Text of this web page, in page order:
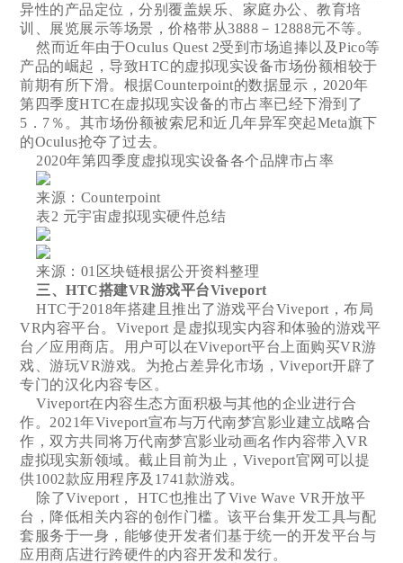
异性的产品定位，分别覆盖娱乐、家庭办公、教育培
训、展览展示等场景，价格带从3888－12888元不等。
然而近年由于Oculus Quest 2受到市场追捧以及Pico等
产品的崛起，导致HTC的虚拟现实设备市场份额相较于
前期有所下滑。根据Counterpoint的数据显示，2020年
第四季度HTC在虚拟现实设备的市占率已经下滑到了
5．7％。其市场份额被索尼和近几年异军突起Meta旗下
的Oculus抢夺了过去。
2020年第四季度虚拟现实设备各个品牌市占率
来源：Counterpoint
表2 元宇宙虚拟现实硬件总结
来源：01区块链根据公开资料整理
三、HTC搭建VR游戏平台Viveport
HTC于2018年搭建且推出了游戏平台Viveport，布局
VR内容平台。Viveport 是虚拟现实内容和体验的游戏平
台／应用商店。用户可以在Viveport平台上面购买VR游
戏、游玩VR游戏。为抢占差异化市场，Viveport开辟了
专门的汉化内容专区。
Viveport在内容生态方面积极与其他的企业进行合
作。2021年Viveport宣布与万代南梦宫影业建立战略合
作，双方共同将万代南梦宫影业动画名作内容带入VR
虚拟现实新领域。截止目前为止，Viveport官网可以提
供1002款应用程序及1741款游戏。
除了Viveport， HTC也推出了Vive Wave VR开放平
台，降低相关内容的创作门槛。该平台集开发工具与配
套服务于一身，能够使开发者们基于统一的开发平台与
应用商店进行跨硬件的内容开发和发行。